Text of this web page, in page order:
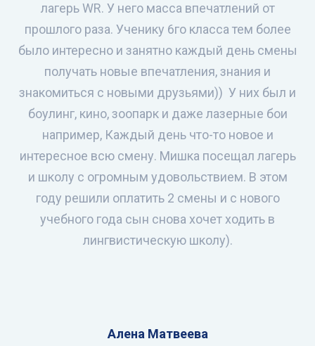
лагерь WR. У него масса впечатлений от
прошлого раза. Ученику 6го класса тем более
было интересно и занятно каждый день смены
получать новые впечатления, знания и
знакомиться с новыми друзьями)) У них был и
боулинг, кино, зоопарк и даже лазерные бои
например, Каждый день что-то новое и
интересное всю смену. Мишка посещал лагерь
и школу с огромным удовольствием. В этом
году решили оплатить 2 смены и с нового
учебного года сын снова хочет ходить в
лингвистическую школу).
Алена Матвеева